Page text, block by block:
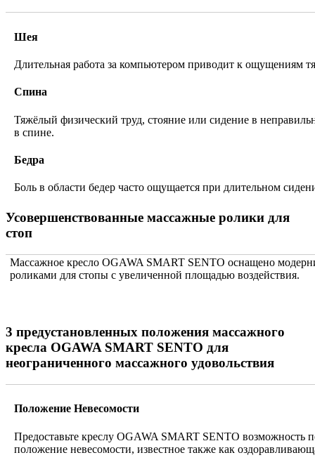
Шея
Длительная работа за компьютером приводит к ощущениям
Спина
Тяжёлый физический труд, стояние или сидение в
в спине.
Бедра
Боль в области бедер часто ощущается при длительном
Усовершенствованные массажные ролики для
стоп
Массажное кресло OGAWA SMART SENTO оснащено
роликами для стопы с увеличенной площадью воздействия.
3 предустановленных положения массажного
кресла OGAWA SMART SENTO для
неограниченного массажного удовольствия
Положение Невесомости
Предоставьте креслу OGAWA SMART SENTO возможность
положение невесомости, известное также как